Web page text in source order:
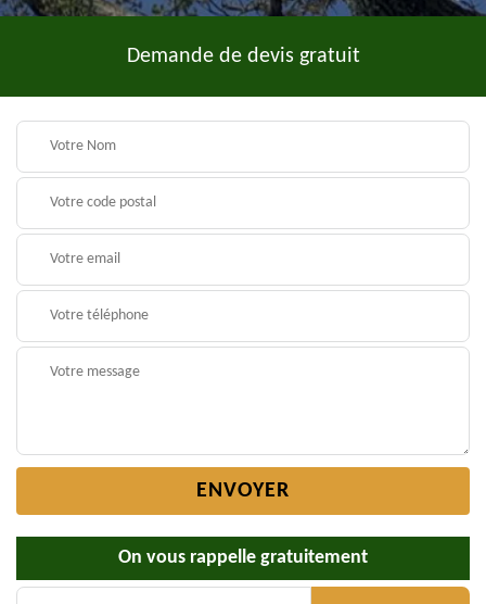
Demande de devis gratuit
On vous rappelle gratuitement